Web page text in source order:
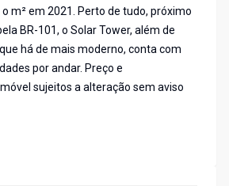
m² em 2021. Perto de tudo, próximo
BR-101, o Solar Tower, além de
há de mais moderno, conta com
por andar. Preço e
sujeitos a alteração sem aviso